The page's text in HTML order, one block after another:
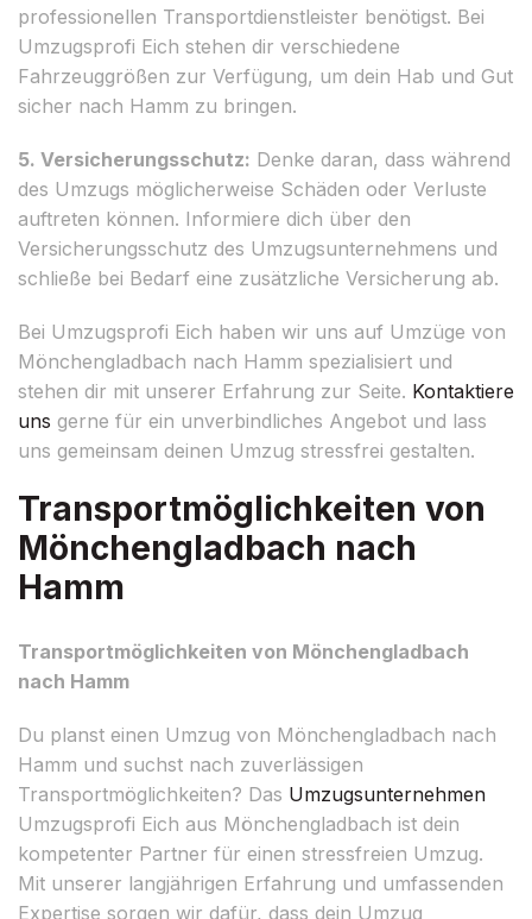
professionellen Transportdienstleister benötigst. Bei
Umzugsprofi Eich stehen dir verschiedene
Fahrzeuggrößen zur Verfügung, um dein Hab und Gut
sicher nach Hamm zu bringen.
5. Versicherungsschutz: Denke daran, dass während
des Umzugs möglicherweise Schäden oder Verluste
auftreten können. Informiere dich über den
Versicherungsschutz des Umzugsunternehmens und
schließe bei Bedarf eine zusätzliche Versicherung ab.
Bei Umzugsprofi Eich haben wir uns auf Umzüge von
Mönchengladbach nach Hamm spezialisiert und
stehen dir mit unserer Erfahrung zur Seite. Kontaktiere
uns gerne für ein unverbindliches Angebot und lass
uns gemeinsam deinen Umzug stressfrei gestalten.
Transportmöglichkeiten von
Mönchengladbach nach
Hamm
Transportmöglichkeiten von Mönchengladbach
nach Hamm
Du planst einen Umzug von Mönchengladbach nach
Hamm und suchst nach zuverlässigen
Transportmöglichkeiten? Das Umzugsunternehmen
Umzugsprofi Eich aus Mönchengladbach ist dein
kompetenter Partner für einen stressfreien Umzug.
Mit unserer langjährigen Erfahrung und umfassenden
Expertise sorgen wir dafür, dass dein Umzug